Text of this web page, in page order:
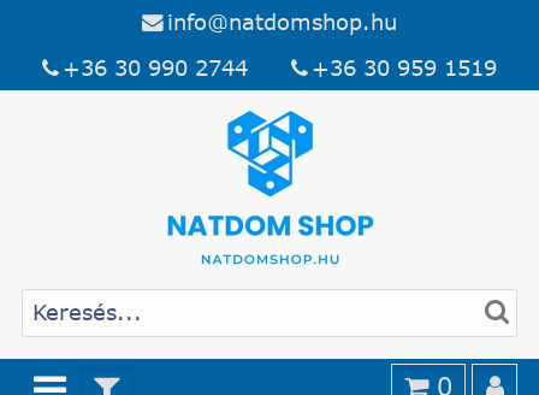
info@natdomshop.hu
+36 30 990 2744
+36 30 959 1519
0